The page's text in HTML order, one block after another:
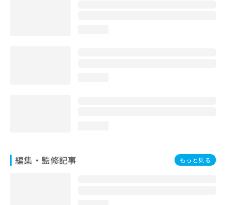
編集・監修記事 もっと見る